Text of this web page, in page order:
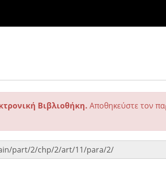
Βιβλιοθήκη. Αποθηκεύστε τον